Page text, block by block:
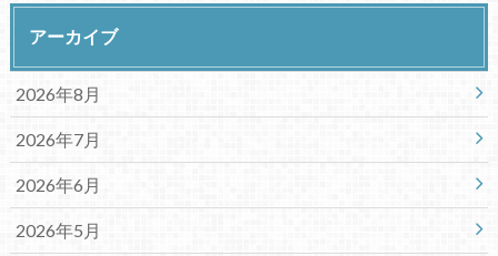
アーカイブ
2026年8月
2026年7月
2026年6月
2026年5月